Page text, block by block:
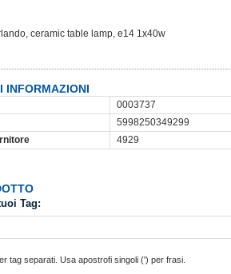
ceramic table lamp, e14 1x40w
INFORMAZIONI
0003737
5998250349299
4929
Tag:
tag separati. Usa apostrofi singoli (') per frasi.